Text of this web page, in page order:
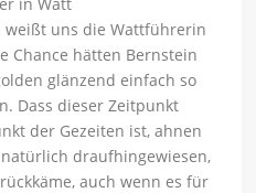
uns die Wattführerin
Chance hätten Bernstein
glänzend einfach so
Dass dieser Zeitpunkt
der Gezeiten ist, ahnen
draufhingewiesen,
auch wenn es für